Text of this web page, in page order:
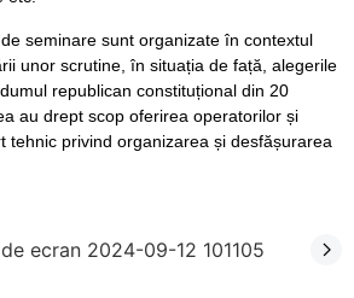
seminare sunt organizate în contextul
unor scrutine, în situația de față, alegerile
republican constituțional din 20
au drept scop oferirea operatorilor și
tehnic privind organizarea și desfășurarea